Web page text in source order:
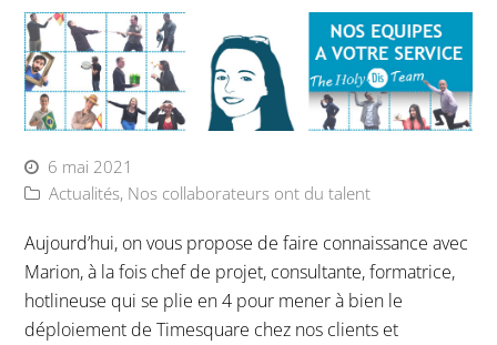
6 mai 2021
Actualités, Nos collaborateurs ont du talent
Aujourd’hui, on vous propose de faire connaissance avec
Marion, à la fois chef de projet, consultante, formatrice,
hotlineuse qui se plie en 4 pour mener à bien le
déploiement de Timesquare chez nos clients et